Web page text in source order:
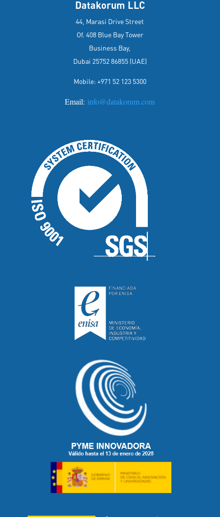
Datakorum LLC
44, Marasi Drive Street
Of. 408 Blue Bay Tower
Business Bay,
Dubai 25752 86855 (UAE)
Mobile: +971 52 123 5300
Email: info@datakorum.com